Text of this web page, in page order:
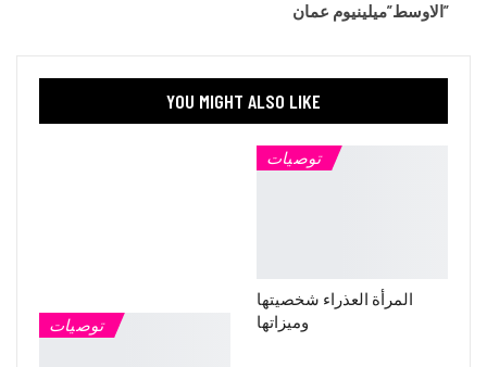
الاوسط”ميلينيوم عمان”
YOU MIGHT ALSO LIKE
توصيات
توصيات
المرأة العذراء شخصيتها
وميزاتها